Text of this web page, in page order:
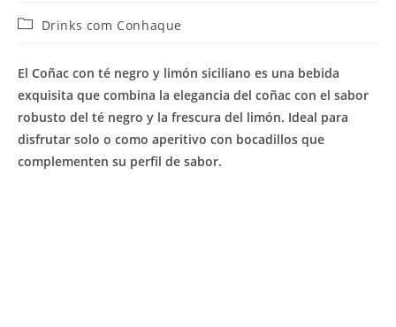
Categoría
entrada:
Drinks com Conhaque
El Coñac con té negro y limón siciliano es una bebida
exquisita que combina la elegancia del coñac con el sabor
robusto del té negro y la frescura del limón. Ideal para
disfrutar solo o como aperitivo con bocadillos que
complementen su perfil de sabor.